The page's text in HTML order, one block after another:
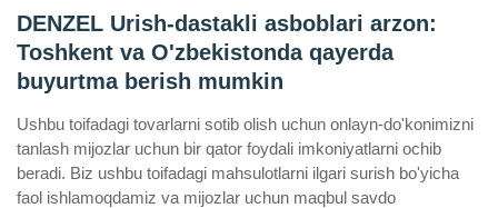
DENZEL Urish-dastakli asboblari arzon:
Toshkent va O'zbekistonda qayerda
buyurtma berish mumkin
Ushbu toifadagi tovarlarni sotib olish uchun onlayn-do'konimizni
tanlash mijozlar uchun bir qator foydali imkoniyatlarni ochib
beradi. Biz ushbu toifadagi mahsulotlarni ilgari surish bo'yicha
faol ishlamoqdamiz va mijozlar uchun maqbul savdo